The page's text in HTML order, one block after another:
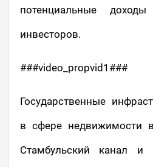
потенциальные
инвесторов.
###video_propvid1###
Государственные
в сфере недвижимости
Стамбульский канал и